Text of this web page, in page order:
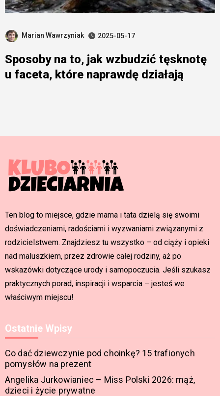
Marian Wawrzyniak 2025-05-17
Sposoby na to, jak wzbudzić tęsknotę
u faceta, które naprawdę działają
Ten blog to miejsce, gdzie mama i tata dzielą się swoimi
doświadczeniami, radościami i wyzwaniami związanymi z
rodzicielstwem. Znajdziesz tu wszystko – od ciąży i opieki
nad maluszkiem, przez zdrowie całej rodziny, aż po
wskazówki dotyczące urody i samopoczucia. Jeśli szukasz
praktycznych porad, inspiracji i wsparcia – jesteś we
właściwym miejscu!
Ostatnie Wpisy
Co dać dziewczynie pod choinkę? 15 trafionych
pomysłów na prezent
Angelika Jurkowianiec – Miss Polski 2026: mąż,
dzieci i życie prywatne